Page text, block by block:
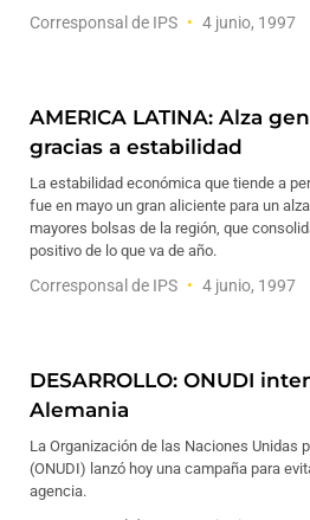
Corresponsal de IPS 4 junio, 1997
AMERICA LATINA: Alza
gracias a estabilidad
La estabilidad económica que tiende a
fue en mayo un gran aliciente para un
mayores bolsas de la región, que
positivo de lo que va de año.
Corresponsal de IPS 4 junio, 1997
DESARROLLO: ONUDI
Alemania
La Organización de las Naciones Unidas
(ONUDI) lanzó hoy una campaña para
agencia.